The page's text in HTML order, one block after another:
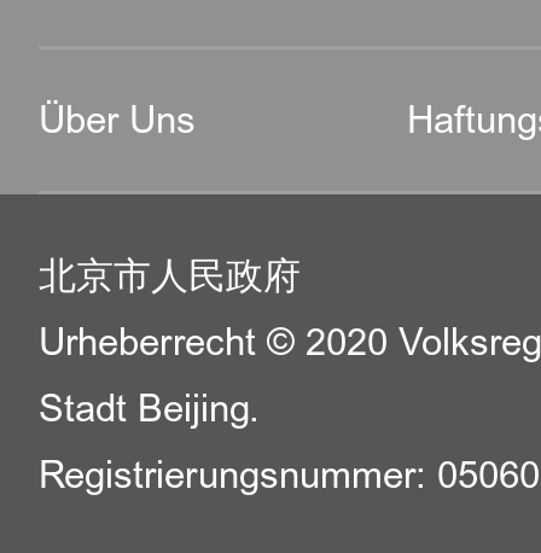
Über Uns
北京市人民政府
Urheberrecht © 2020
Stadt Beijing.
Registrierungsnummer: